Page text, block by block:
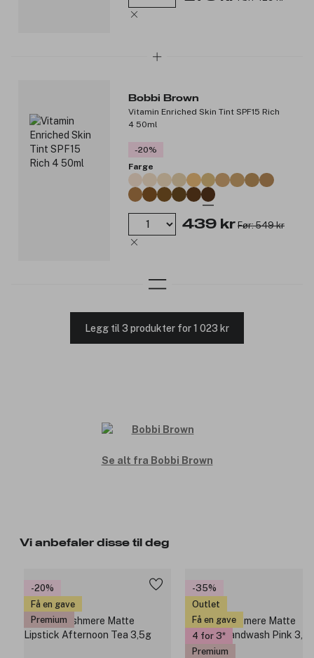
Bobbi Brown
Vitamin Enriched Skin Tint SPF15 Rich
4 50ml
-20%
Farge
439 kr Før: 549 kr
Legg til 3 produkter for 1 023 kr
Se alt fra Bobbi Brown
Vi anbefaler disse til deg
-20%
Få en gave
Premium
-35%
Outlet
Få en gave
4 for 3
Premium